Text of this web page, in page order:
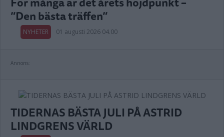
”Den bästa träffen”
NYHETER 01 augusti 2026 04.00
Annons:
TIDERNAS BÄSTA JULI PÅ ASTRID
LINDGRENS VÄRLD